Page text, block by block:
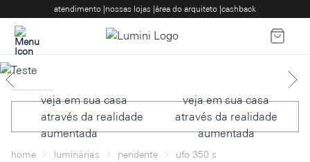
atendimento |nossas lojas |área do arquiteto |cashback
veja em sua casa
através da realidade
aumentada
home luminárias pendente ufo 350 s